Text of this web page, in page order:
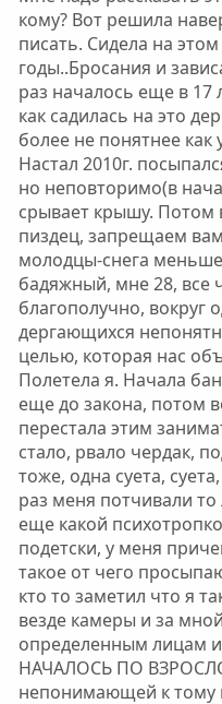
кому? Вот решила
писать. Сидела на
годы..Бросания и
раз началось еще в
как садилась на это
более не понятнее как
Настал 2010г.
но неповторимо(в
срывает крышу. Потом
пиздец, запрещаем
молодцы-снега
бадяжный, мне 28, все
благополучно, вокруг
дергающихся
целью, которая нас
Полетела я. Начала
еще до закона, потом
перестала этим
стало, рвало чердак,
тоже, одна суета,
раз меня потчивали
еще какой
подетски, у меня
такое от чего
кто то заметил что я
везде камеры и за
определенным лицам
НАЧАЛОСЬ ПО
непонимающей к тому